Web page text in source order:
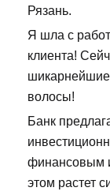
Рязань.
Я шла с
клиента!
волосы!
Банк
финансовым
этом растет